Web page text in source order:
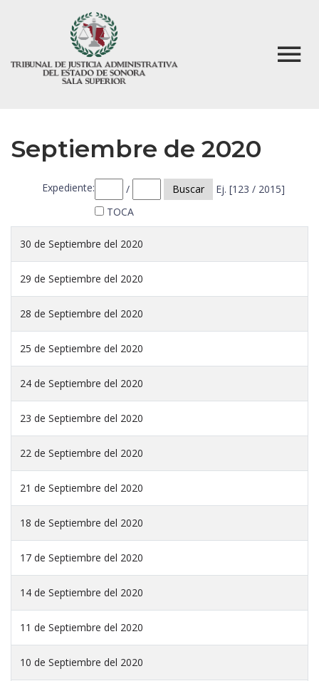
Septiembre de 2020
Expediente: / Buscar
Ej. [123 / 2015]
TOCA
30 de Septiembre del 2020
29 de Septiembre del 2020
28 de Septiembre del 2020
25 de Septiembre del 2020
24 de Septiembre del 2020
23 de Septiembre del 2020
22 de Septiembre del 2020
21 de Septiembre del 2020
18 de Septiembre del 2020
17 de Septiembre del 2020
14 de Septiembre del 2020
11 de Septiembre del 2020
10 de Septiembre del 2020